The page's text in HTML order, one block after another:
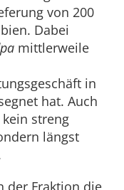
von 200
Dabei
mittlerweile
in
hat. Auch
streng
längst
der Fraktion die